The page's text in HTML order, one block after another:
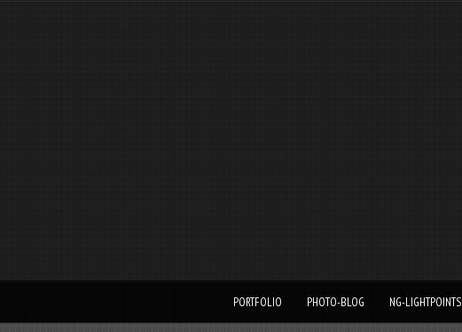
PORTFOLIO PHOTO-BLOG NG-LIGHTPOINTS